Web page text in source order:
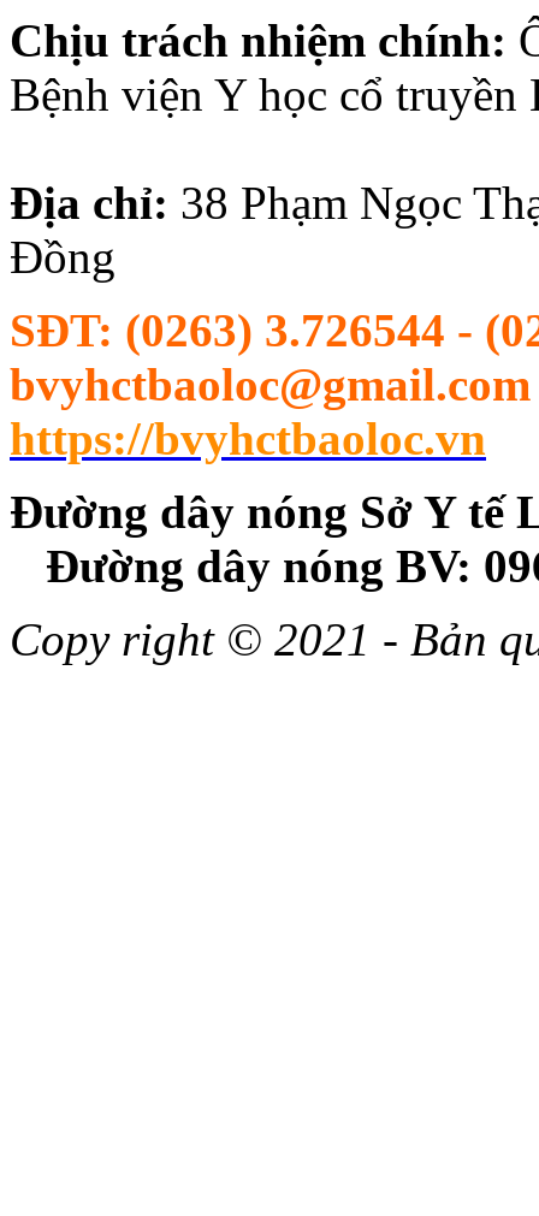
Chịu trách nhiệm chính:
Bệnh viện Y học cổ truyền
Địa chỉ: 38 Phạm Ngọc
Đồng
SĐT: (0263) 3.726544 -
https://bvyhctbaoloc.vn
Đường dây nóng Sở
Đường dây nóng BV:
Copy right © 2021 - Bản